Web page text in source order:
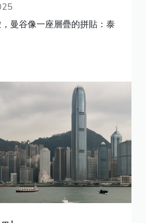
曼谷像一座層疊的拼貼：泰